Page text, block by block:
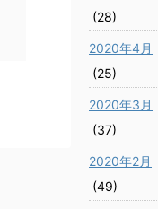
(28)
2020年4月
(25)
2020年3月
(37)
2020年2月
(49)